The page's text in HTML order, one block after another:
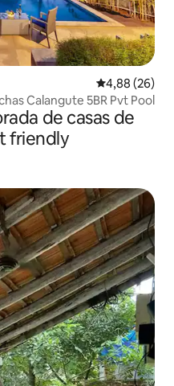
4,88 de uma
4,88 (26)
Calangute 5BR Pvt Pool
de casas de
friendly